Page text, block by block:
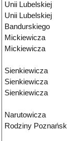
Unii Lubelskiej
Unii Lubelskiej
Bandurskiego
Mickiewicza
Mickiewicza
Sienkiewicza
Sienkiewicza
Sienkiewicza
Narutowicza
Rodziny